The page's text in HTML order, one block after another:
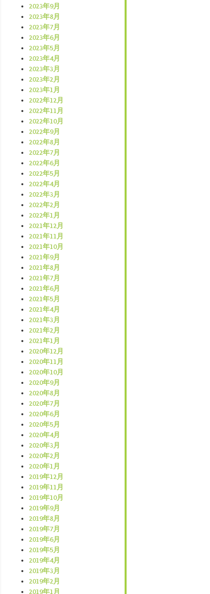
2023年9月
2023年8月
2023年7月
2023年6月
2023年5月
2023年4月
2023年3月
2023年2月
2023年1月
2022年12月
2022年11月
2022年10月
2022年9月
2022年8月
2022年7月
2022年6月
2022年5月
2022年4月
2022年3月
2022年2月
2022年1月
2021年12月
2021年11月
2021年10月
2021年9月
2021年8月
2021年7月
2021年6月
2021年5月
2021年4月
2021年3月
2021年2月
2021年1月
2020年12月
2020年11月
2020年10月
2020年9月
2020年8月
2020年7月
2020年6月
2020年5月
2020年4月
2020年3月
2020年2月
2020年1月
2019年12月
2019年11月
2019年10月
2019年9月
2019年8月
2019年7月
2019年6月
2019年5月
2019年4月
2019年3月
2019年2月
2019年1月